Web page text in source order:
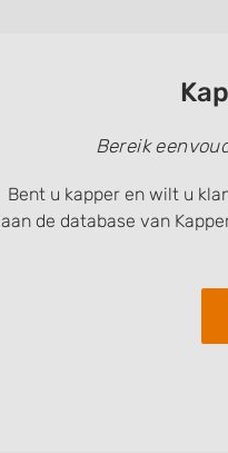
Bereik
Bent u kapper en wilt u
aan de database van